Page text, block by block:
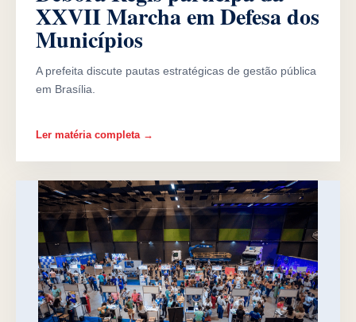
XXVII Marcha em Defesa dos
Municípios
A prefeita discute pautas estratégicas de gestão pública
em Brasília.
Ler matéria completa →